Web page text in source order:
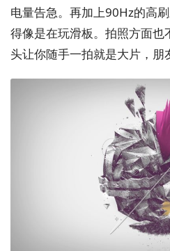
电量告急。再加上90Hz的高
得像是在玩滑板。拍照方面也
头让你随手一拍就是大片，朋